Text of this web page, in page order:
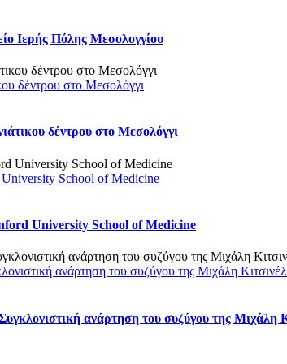
Ιερής Πόλης Μεσολογγίου
δέντρου στο Μεσολόγγι
δέντρου στο Μεσολόγγι
University School of Medicine
University School of Medicine
ανάρτηση του συζύγου της Μιχάλη
ανάρτηση του συζύγου της Μιχάλη